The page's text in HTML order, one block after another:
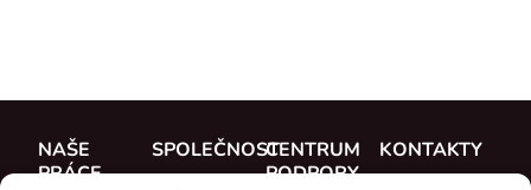
NAŠE
PRÁCE
SPOLEČNOSTCENTRUM
PODPORY
KONTAKTY